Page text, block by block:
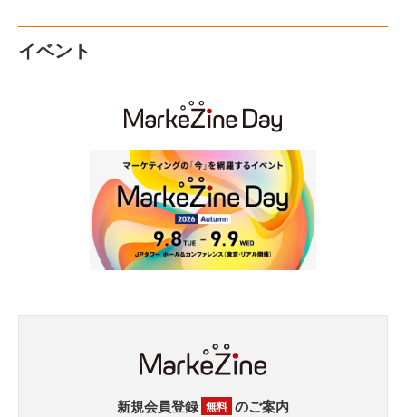
イベント
新規会員登録 無料 のご案内